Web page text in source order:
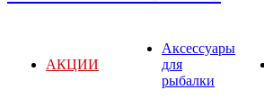
АКЦИИ
Аксессуары
для
рыбалки